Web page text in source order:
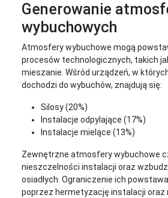
Generowanie
wybuchowych
Atmosfery wybuchowe mogą
procesów technologicznych, takich
mieszanie. Wśród urządzeń, w
dochodzi do wybuchów, znajdują się:
Silosy (20%)
Instalacje odpylające (17%)
Instalacje mielące (13%)
Zewnętrzne atmosfery wybuchowe
nieszczelności instalacji oraz
osiadłych. Ograniczenie ich
poprzez hermetyzację instalacji oraz